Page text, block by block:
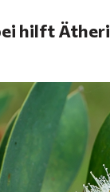
hilft